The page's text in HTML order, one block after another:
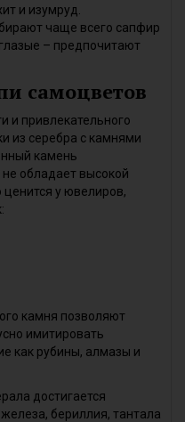
и изумруд.
чаще всего сапфир
– предпочитают
самоцветов
и привлекательного
из серебра с камнями
камень
обладает высокой
у ювелиров,
камня позволяют
имитировать
как рубины, алмазы и
достигается
бериллия, тантала